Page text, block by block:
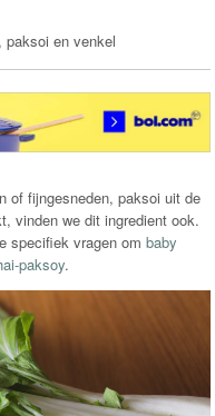
paksoi en venkel
of fijngesneden, paksoi uit de
vinden we dit ingredient ook.
specifiek vragen ombaby
paksoy.